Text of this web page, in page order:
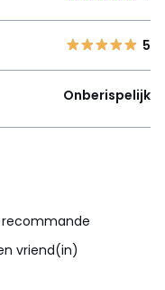
5
Onberispelijk
vriend(in)